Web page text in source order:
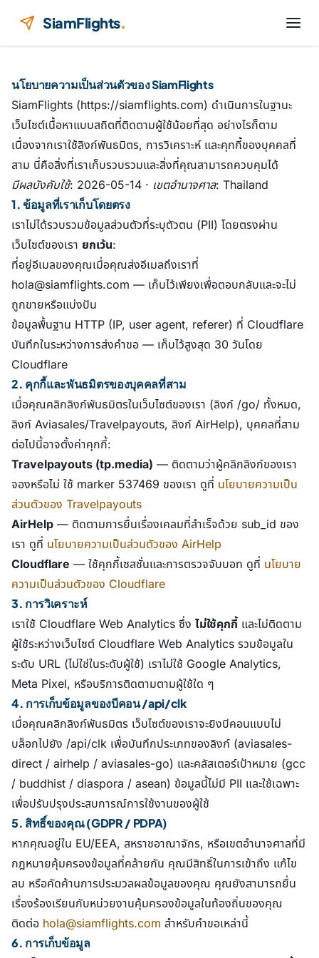
SiamFlights.
นโยบายความเป็นส่วนตัวของ SiamFlights
SiamFlights (https://siamflights.com) ดำเนินการในฐานะ
เว็บไซต์เนื้อหาแบบสถิตที่ติดตามผู้ใช้น้อยที่สุด อย่างไรก็ตาม
เนื่องจากเราใช้ลิงก์พันธมิตร, การวิเคราะห์ และคุกกี้ของบุคคลที่
สาม นี่คือสิ่งที่เราเก็บรวบรวมและสิ่งที่คุณสามารถควบคุมได้
มีผลบังคับใช้: 2026-05-14 · เขตอำนาจศาล: Thailand
1. ข้อมูลที่เราเก็บโดยตรง
เราไม่ได้รวบรวมข้อมูลส่วนตัวที่ระบุตัวตน (PII) โดยตรงผ่าน
เว็บไซต์ของเรา ยกเว้น:
ที่อยู่อีเมลของคุณเมื่อคุณส่งอีเมลถึงเราที่
hola@siamflights.com — เก็บไว้เพียงเพื่อตอบกลับและจะไม่
ถูกขายหรือแบ่งปัน
ข้อมูลพื้นฐาน HTTP (IP, user agent, referer) ที่ Cloudflare
บันทึกในระหว่างการส่งคำขอ — เก็บไว้สูงสุด 30 วันโดย
Cloudflare
2. คุกกี้และพันธมิตรของบุคคลที่สาม
เมื่อคุณคลิกลิงก์พันธมิตรในเว็บไซต์ของเรา (ลิงก์ /go/ ทั้งหมด,
ลิงก์ Aviasales/Travelpayouts, ลิงก์ AirHelp), บุคคลที่สาม
ต่อไปนี้อาจตั้งค่าคุกกี้:
Travelpayouts (tp.media) — ติดตามว่าผู้คลิกลิงก์ของเรา
จองหรือไม่ ใช้ marker 537469 ของเรา ดูที่ นโยบายความเป็น
ส่วนตัวของ Travelpayouts
AirHelp — ติดตามการยื่นเรื่องเคลมที่สำเร็จด้วย sub_id ของ
เรา ดูที่ นโยบายความเป็นส่วนตัวของ AirHelp
Cloudflare — ใช้คุกกี้เซสชั่นและการตรวจจับบอท ดูที่ นโยบาย
ความเป็นส่วนตัวของ Cloudflare
3. การวิเคราะห์
เราใช้ Cloudflare Web Analytics ซึ่ง ไม่ใช้คุกกี้ และไม่ติดตาม
ผู้ใช้ระหว่างเว็บไซต์ Cloudflare Web Analytics รวมข้อมูลใน
ระดับ URL (ไม่ใช่ในระดับผู้ใช้) เราไม่ใช้ Google Analytics,
Meta Pixel, หรือบริการติดตามตามผู้ใช้ใด ๆ
4. การเก็บข้อมูลของบีคอน /api/clk
เมื่อคุณคลิกลิงก์พันธมิตร เว็บไซต์ของเราจะยิงบีคอนแบบไม่
บล็อกไปยัง /api/clk เพื่อบันทึกประเภทของลิงก์ (aviasales-
direct / airhelp / aviasales-go) และคลัสเตอร์เป้าหมาย (gcc
/ buddhist / diaspora / asean) ข้อมูลนี้ไม่มี PII และใช้เฉพาะ
เพื่อปรับปรุงประสบการณ์การใช้งานของผู้ใช้
5. สิทธิ์ของคุณ (GDPR / PDPA)
หากคุณอยู่ใน EU/EEA, สหราชอาณาจักร, หรือเขตอำนาจศาลที่มี
กฎหมายคุ้มครองข้อมูลที่คล้ายกัน คุณมีสิทธิ์ในการเข้าถึง แก้ไข
ลบ หรือคัดค้านการประมวลผลข้อมูลของคุณ คุณยังสามารถยื่น
เรื่องร้องเรียนกับหน่วยงานคุ้มครองข้อมูลในท้องถิ่นของคุณ
ติดต่อ hola@siamflights.com สำหรับคำขอเหล่านี้
6. การเก็บข้อมูล